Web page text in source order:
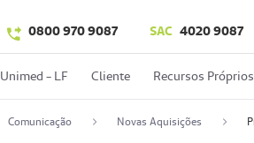
0800 970 9087 SAC 4020 9087
Unimed - LF Cliente Recursos Próprios
Comunicação Novas Aquisições